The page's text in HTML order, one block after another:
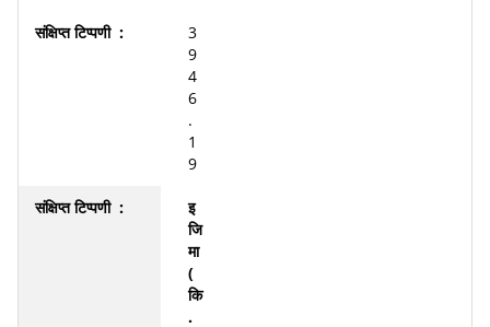
3
9
4
6
.
1
9
इ
जि
मा
(
कि
.